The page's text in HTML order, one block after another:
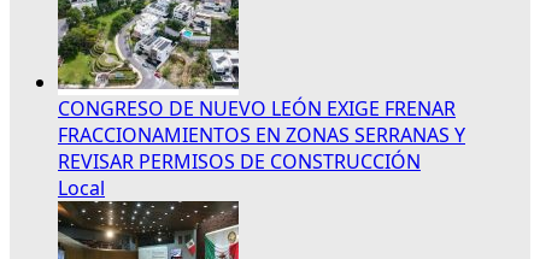
CONGRESO DE NUEVO LEÓN EXIGE FRENAR
FRACCIONAMIENTOS EN ZONAS SERRANAS Y
REVISAR PERMISOS DE CONSTRUCCIÓN
Local